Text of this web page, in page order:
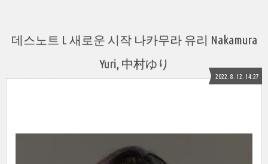
데스노트 L 새로운 시작 나카무라 유리 Nakamura
Yuri, 中村ゆり
2022. 8. 12. 14:27